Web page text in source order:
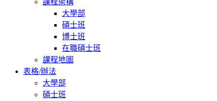
大學部
碩士班
博士班
在職碩士班
課程地圖
表格/辦法
大學部
碩士班